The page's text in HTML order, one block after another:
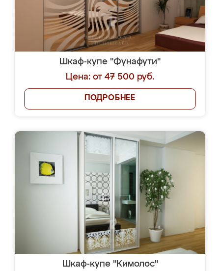
Шкаф-купе "Фунафути"
Цена: от 47 500 руб.
ПОДРОБНЕЕ
Шкаф-купе "Кимолос"